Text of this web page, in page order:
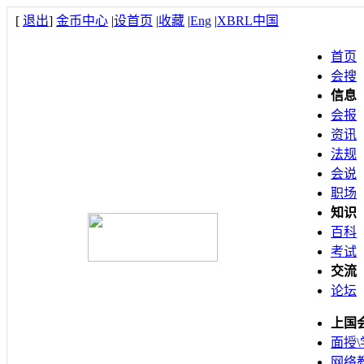
[ 退出] 金币中心 |设首页 |收藏 |Eng |XBRL中国
首页
会搜
信息
会报
资讯
法规
会说
职场
知识
百科
考试
交流
论坛
上国
面授\